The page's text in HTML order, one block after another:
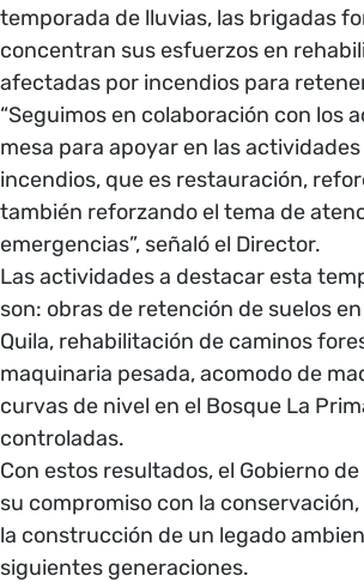
temporada de lluvias, las brigadas
concentran sus esfuerzos en
afectadas por incendios para
“Seguimos en colaboración con los
mesa para apoyar en las
incendios, que es restauración,
también reforzando el tema de
emergencias”, señaló el Director.
Las actividades a destacar esta
son: obras de retención de suelos
Quila, rehabilitación de caminos
maquinaria pesada, acomodo de
curvas de nivel en el Bosque La
controladas.
Con estos resultados, el Gobierno
su compromiso con la
la construcción de un legado
siguientes generaciones.